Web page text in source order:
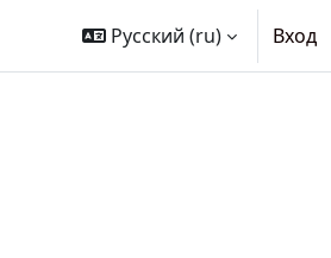
Русский ‎(ru)‎ Вход